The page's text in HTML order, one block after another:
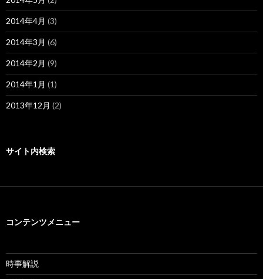
2014年4月 (3)
2014年3月 (6)
2014年2月 (9)
2014年1月 (1)
2013年12月 (2)
サイト内検索
コンテンツメニュー
時事解説